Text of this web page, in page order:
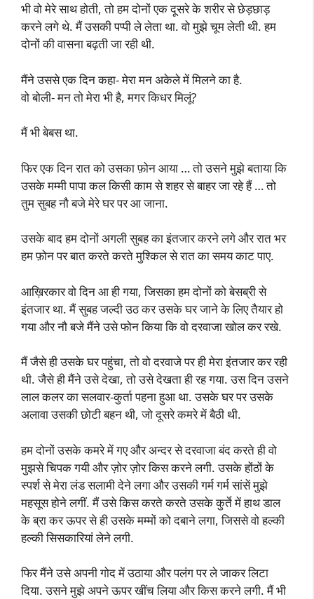
भी वो मेरे साथ होती, तो हम दोनों एक दूसरे के शरीर से छेड़छाड़
करने लगे थे. मैं उसकी पप्पी ले लेता था. वो मुझे चूम लेती थी. हम
दोनों की वासना बढ़ती जा रही थी.
मैंने उससे एक दिन कहा- मेरा मन अकेले में मिलने का है.
वो बोली- मन तो मेरा भी है, मगर किधर मिलूं?
मैं भी बेबस था.
फिर एक दिन रात को उसका फ़ोन आया … तो उसने मुझे बताया कि
उसके मम्मी पापा कल किसी काम से शहर से बाहर जा रहे हैं … तो
तुम सुबह नौ बजे मेरे घर पर आ जाना.
उसके बाद हम दोनों अगली सुबह का इंतजार करने लगे और रात भर
हम फ़ोन पर बात करते करते मुश्किल से रात का समय काट पाए.
आख़िरकार वो दिन आ ही गया, जिसका हम दोनों को बेसब्री से
इंतजार था. मैं सुबह जल्दी उठ कर उसके घर जाने के लिए तैयार हो
गया और नौ बजे मैंने उसे फोन किया कि वो दरवाजा खोल कर रखे.
मैं जैसे ही उसके घर पहुंचा, तो वो दरवाजे पर ही मेरा इंतजार कर रही
थी. जैसे ही मैंने उसे देखा, तो उसे देखता ही रह गया. उस दिन उसने
लाल कलर का सलवार-कुर्ता पहना हुआ था. उसके घर पर उसके
अलावा उसकी छोटी बहन थी, जो दूसरे कमरे में बैठी थी.
हम दोनों उसके कमरे में गए और अन्दर से दरवाजा बंद करते ही वो
मुझसे चिपक गयी और ज़ोर ज़ोर किस करने लगी. उसके होंठों के
स्पर्श से मेरा लंड सलामी देने लगा और उसकी गर्म गर्म सांसें मुझे
महसूस होने लगीं. मैं उसे किस करते करते उसके कुर्ते में हाथ डाल
के ब्रा कर ऊपर से ही उसके मम्मों को दबाने लगा, जिससे वो हल्की
हल्की सिसकारियां लेने लगी.
फिर मैंने उसे अपनी गोद में उठाया और पलंग पर ले जाकर लिटा
दिया. उसने मुझे अपने ऊपर खींच लिया और किस करने लगी. मैं भी